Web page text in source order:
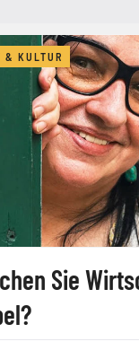
& KULTUR
Sie